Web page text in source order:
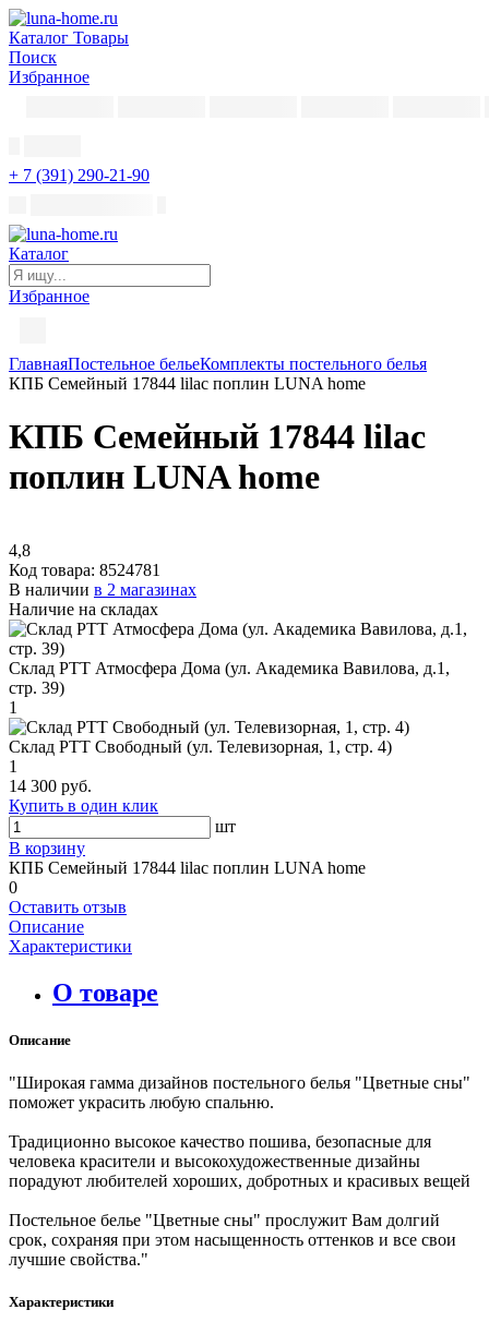
Каталог Товары
Поиск
Избранное
+ 7 (391) 290-21-90
Каталог
Избранное
ГлавнаяПостельное бельеКомплекты постельного белья
КПБ Семейный 17844 lilac поплин LUNA home
КПБ Семейный 17844 lilac
поплин LUNA home
4,8
Код товара: 8524781
В наличии в 2 магазинах
Наличие на складах
Склад РТТ Атмосфера Дома (ул. Академика Вавилова, д.1,
стр. 39)
1
Склад РТТ Свободный (ул. Телевизорная, 1, стр. 4)
1
14 300 руб.
Купить в один клик
шт
В корзину
КПБ Семейный 17844 lilac поплин LUNA home
0
Оставить отзыв
Описание
Характеристики
О товаре
Описание
"Широкая гамма дизайнов постельного белья "Цветные сны"
поможет украсить любую спальню.
Традиционно высокое качество пошива, безопасные для
человека красители и высокохудожественные дизайны
порадуют любителей хороших, добротных и красивых вещей
Постельное белье "Цветные сны" прослужит Вам долгий
срок, сохраняя при этом насыщенность оттенков и все свои
лучшие свойства."
Характеристики